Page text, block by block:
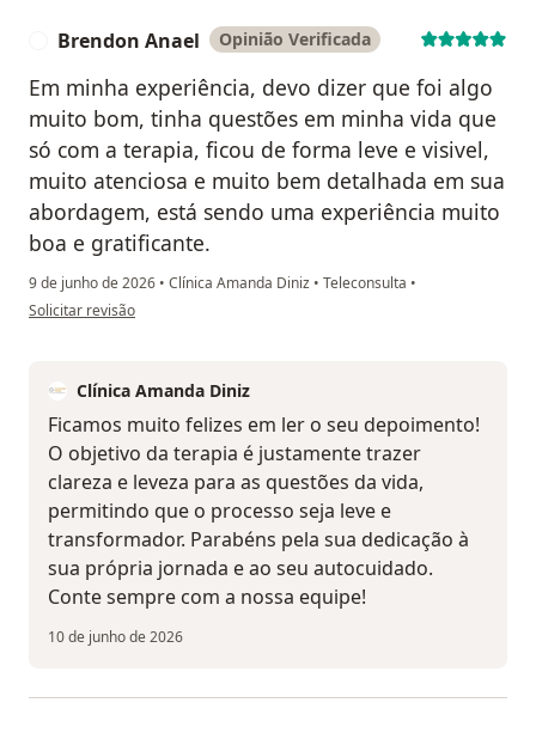
Brendon Anael Opinião Verificada
Em minha experiência, devo dizer que foi algo
muito bom, tinha questões em minha vida que
só com a terapia, ficou de forma leve e visivel,
muito atenciosa e muito bem detalhada em sua
abordagem, está sendo uma experiência muito
boa e gratificante.
9 de junho de 2026 • Clínica Amanda Diniz • Teleconsulta •
na opinião do utilizador Brendon Anael
Solicitar revisão
Clínica Amanda Diniz
Ficamos muito felizes em ler o seu depoimento!
O objetivo da terapia é justamente trazer
clareza e leveza para as questões da vida,
permitindo que o processo seja leve e
transformador. Parabéns pela sua dedicação à
sua própria jornada e ao seu autocuidado.
Conte sempre com a nossa equipe!
10 de junho de 2026